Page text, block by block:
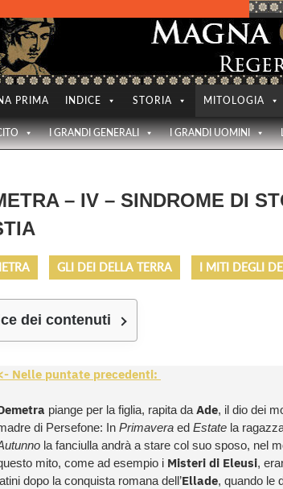
PRIMA INDICE STORIA MITOLOGIA
I GRANDI GENERALI I GRANDI UOMINI
– IV – SINDROME DI
GLI DEI DELLA TERRA I MITI DEGLI
dei contenuti
Nelle puntate precedenti:
piange per la figlia, rapita da Ade, il dio dei
di Persefone: In Primavera ed Estate la
la fanciulla andrà a stare col suo sposo, nel
mito, come ad esempio i Misteri di Eleusi,
dopo la conquista romana dell’Ellade, quando le